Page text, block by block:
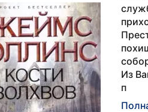
Из
п